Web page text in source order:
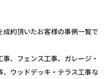
約頂いたお客様の事例一覧で
、フェンス工事、ガレージ・
ウッドデッキ・テラス工事な